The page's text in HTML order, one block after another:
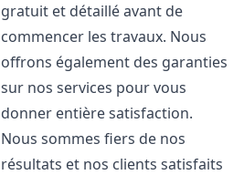
gratuit et détaillé avant de
commencer les travaux. Nous
offrons également des garanties
sur nos services pour vous
donner entière satisfaction.
Nous sommes fiers de nos
résultats et nos clients satisfaits